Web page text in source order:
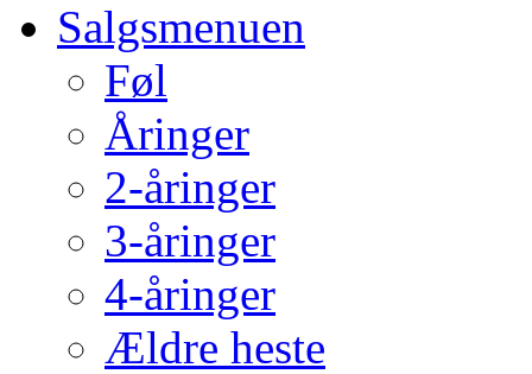
Salgsmenuen
Føl
Åringer
2-åringer
3-åringer
4-åringer
Ældre heste